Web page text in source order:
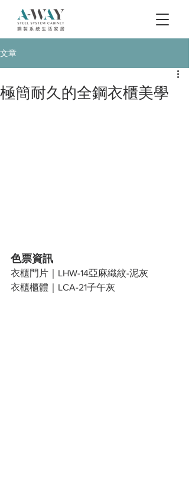
文章
極簡耐久的全鋼衣櫃美學
色票資訊
衣櫃門片｜LHW-14亞麻織紋-泥灰
衣櫃櫃體｜LCA-21子午灰